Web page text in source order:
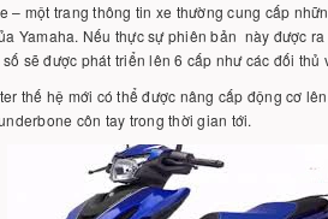
– một trang thông tin xe thường cung cấp
Yamaha. Nếu thực sự phiên bản này được
sẽ được phát triển lên 6 cấp như các đối
thế hệ mới có thể được nâng cấp động cơ
côn tay trong thời gian tới.